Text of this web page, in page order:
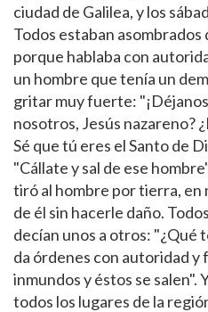
ciudad de Galilea, y los
Todos estaban asombrados
porque hablaba con
un hombre que tenía un
gritar muy fuerte:
nosotros, Jesús nazareno?
Sé que tú eres el Santo de
"Cállate y sal de ese
tiró al hombre por tierra, en
de él sin hacerle daño.
decían unos a otros: "¿Qué
da órdenes con autoridad y
inmundos y éstos se salen".
todos los lugares de la